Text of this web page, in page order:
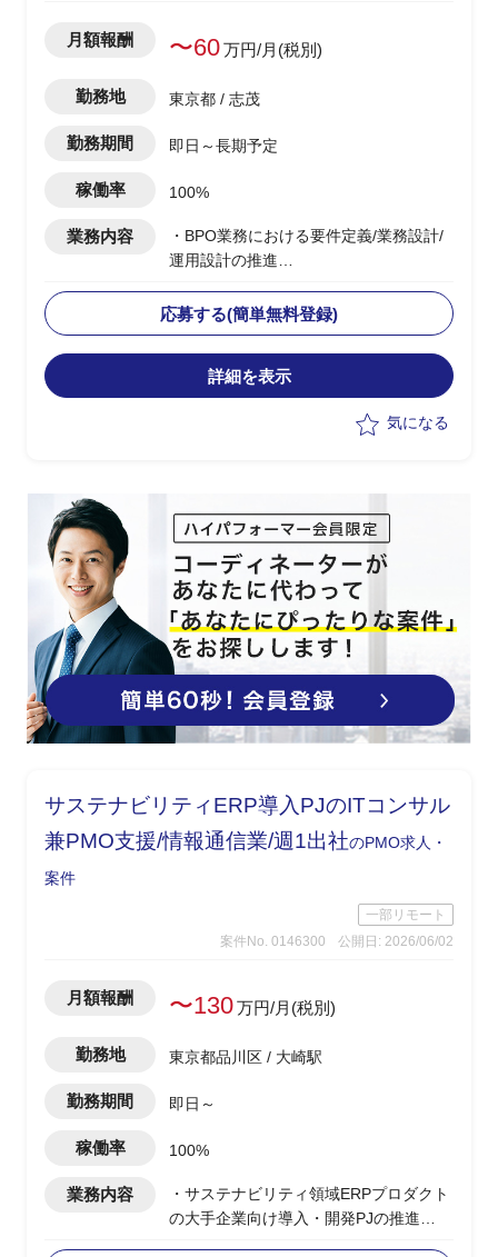
月額報酬 〜60万円/月(税別)
勤務地 東京都 / 志茂
勤務期間 即日～長期予定
稼働率 100%
業務内容
・BPO業務における要件定義/業務設計/
運用設計の推進
を整理し、業務設計を主体的に推進
応募する(簡単無料登録)
詳細を表示
気になる
サステナビリティERP導入PJのITコンサル
兼PMO支援/情報通信業/週1出社のPMO求人・
案件
一部リモート
案件No. 0146300
公開日: 2026/06/02
月額報酬 〜130万円/月(税別)
勤務地 東京都品川区 / 大崎駅
勤務期間 即日～
稼働率 100%
業務内容
・サステナビリティ領域ERPプロダクト
の大手企業向け導入・開発PJの推進